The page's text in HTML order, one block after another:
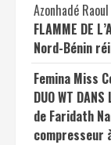
Azonhadé
FLAMME DE
Nord-Bénin
Femina Miss
DUO WT
de Faridath
compresseur